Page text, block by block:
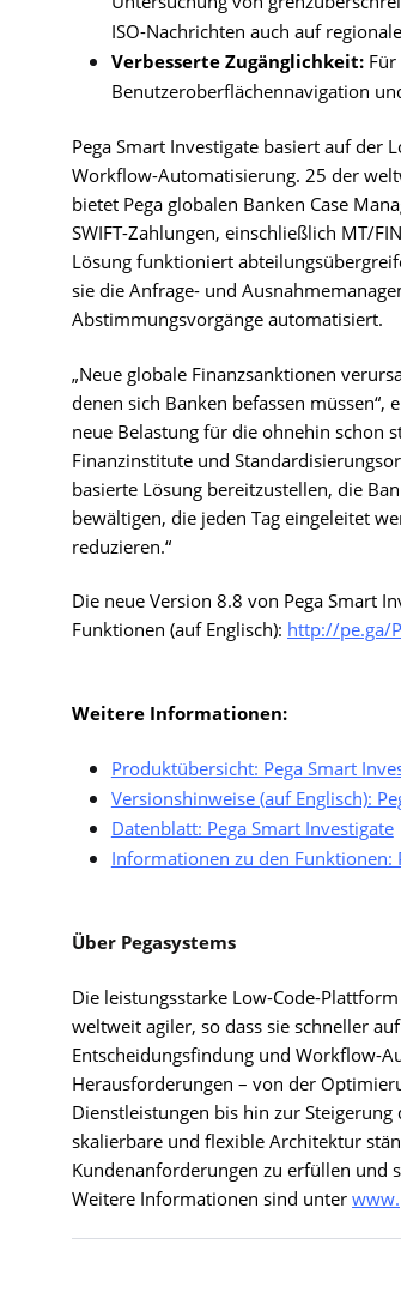
ISO-Nachrichten auch auf
Verbesserte Zugänglichkeit:Für
Benutzeroberflächennavigation
Pega Smart Investigate basiert auf der
Workflow-Automatisierung. 25 der
bietet Pega globalen Banken Case
SWIFT-Zahlungen, einschließlich MT/
Lösung funktioniert
sie die Anfrage- und
Abstimmungsvorgänge automatisiert.
„Neue globale Finanzsanktionen
denen sich Banken befassen müssen“,
neue Belastung für die ohnehin schon
Finanzinstitute und
basierte Lösung bereitzustellen, die
bewältigen, die jeden Tag eingeleitet
reduzieren.“
Die neue Version 8.8 von Pega Smart
Funktionen (auf Englisch): http://pe.ga/
Weitere Informationen:
Produktübersicht: Pega Smart
Versionshinweise (auf Englisch):
Datenblatt: Pega Smart Investigate
Informationen zu den Funktionen:
Über Pegasystems
Die leistungsstarke Low-Code-
weltweit agiler, so dass sie schneller
Entscheidungsfindung und Workflow-
Herausforderungen – von der
Dienstleistungen bis hin zur
skalierbare und flexible Architektur
Kundenanforderungen zu erfüllen und
Weitere Informationen sind unter